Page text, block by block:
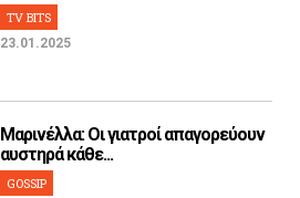
TV BITS
23.01.2025
Μαρινέλλα: Οι γιατροί απαγορεύουν
αυστηρά κάθε...
GOSSIP